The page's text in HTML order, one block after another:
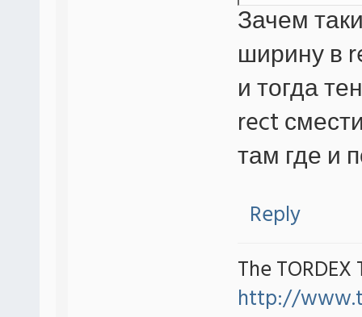
Зачем
ширину в
и тогда
rect
там где и
Reply
The TORDEX
http://